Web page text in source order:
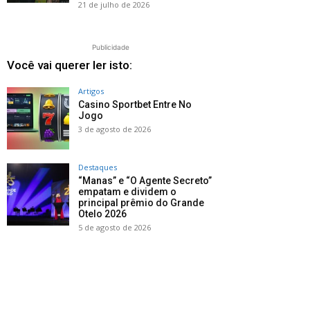
21 de julho de 2026
Publicidade
Você vai querer ler isto:
Artigos
Casino Sportbet Entre No
Jogo
3 de agosto de 2026
Destaques
“Manas” e “O Agente Secreto”
empatam e dividem o
principal prêmio do Grande
Otelo 2026
5 de agosto de 2026